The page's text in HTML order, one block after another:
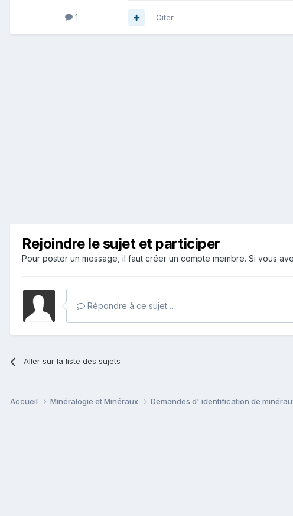
1 Citer
Rejoindre le sujet et participer
Pour poster un message, il faut créer un compte membre. Si vous
Répondre à ce sujet…
Aller sur la liste des sujets
Accueil Minéralogie et Minéraux Demandes d' identification de